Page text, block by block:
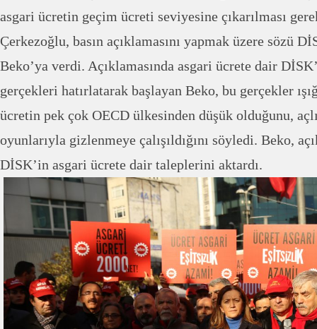
asgari ücretin geçim ücreti seviyesine çıkarılması
Çerkezoğlu, basın açıklamasını yapmak üzere sözü
Beko’ya verdi. Açıklamasında asgari ücrete dair
gerçekleri hatırlatarak başlayan Beko, bu gerçekler
ücretin pek çok OECD ülkesinden düşük olduğunu,
oyunlarıyla gizlenmeye çalışıldığını söyledi. Beko,
DİSK’in asgari ücrete dair taleplerini aktardı.